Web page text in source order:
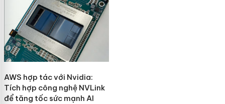
AWS hợp tác với Nvidia:
Tích hợp công nghệ NVLink
để tăng tốc sức mạnh AI